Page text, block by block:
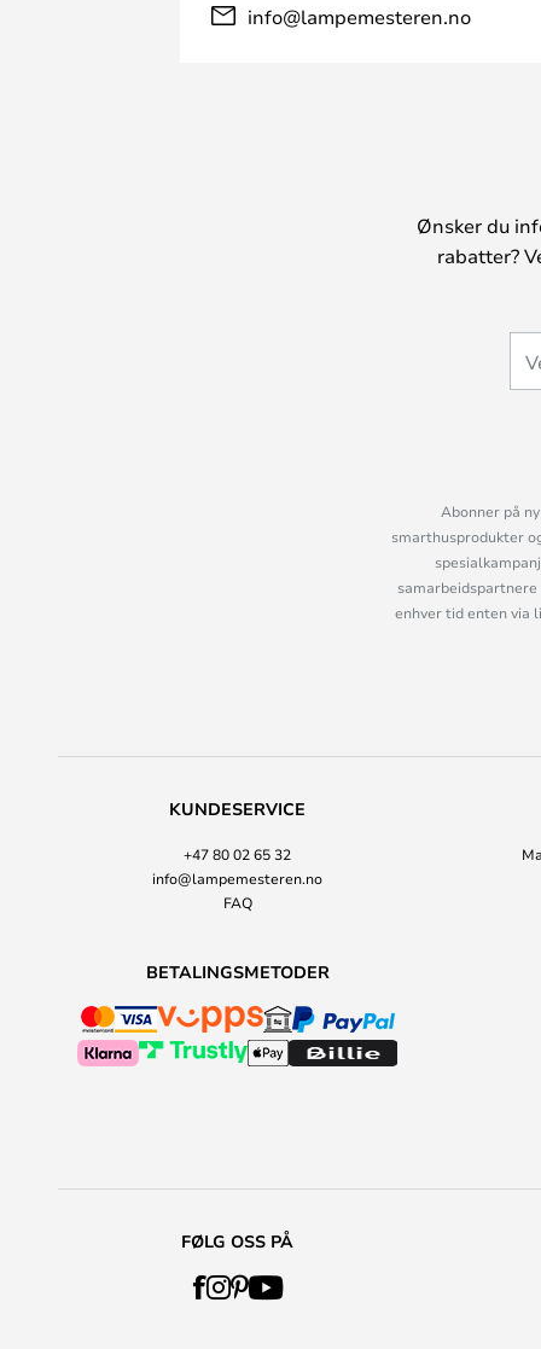
info@lampemesteren.no
Ønsker du
rabatter?
Abonner på
smarthusprodukter
enhver tid enten via
KUNDESERVICE
+47 80 02 65 32
info@lampemesteren.no
FAQ
BETALINGSMETODER
FØLG OSS PÅ